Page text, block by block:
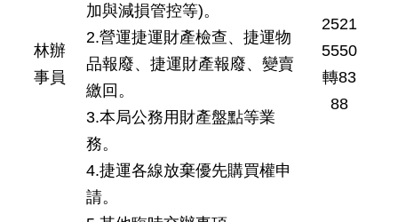
林辦
事員
加與減損管控等)。
2.營運捷運財產檢查、捷運物
品報廢、捷運財產報廢、變賣
繳回。
3.本局公務用財產盤點等業
務。
4.捷運各線放棄優先購買權申
請。
2521
5550
轉83
88